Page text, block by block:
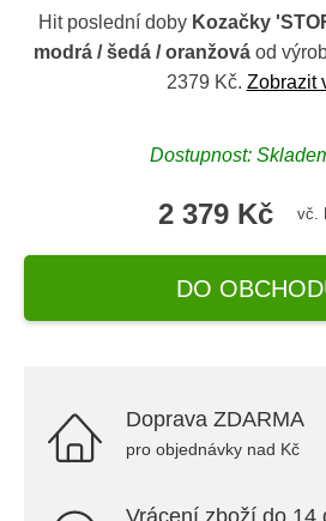
Hit poslední doby Kozačky
modrá / šedá / oranžováod
2379 Kč. Zobrazit
Dostupnost:
2 379 Kč vč.
DO
Doprava ZDARMA
pro objednávky nad Kč
Vrácení zboží do 14